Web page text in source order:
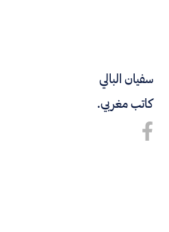
سفيان البالي
كاتب مغربي.